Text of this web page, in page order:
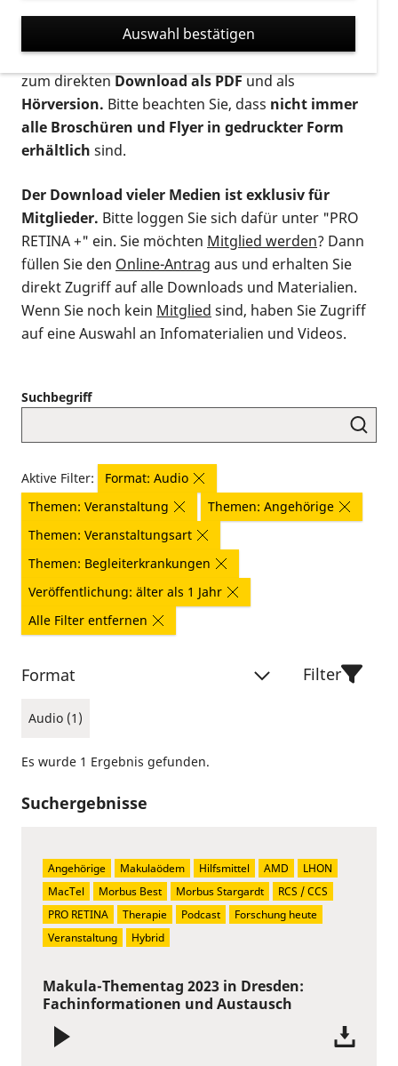
suchen. Die meisten Flyer und Broschüren werden in
verschiedenen Formaten angeboten: zur
postalischen Bestellung als gedruckte Variante
zum direktenDownload als PDFund als
Hörversion. Bitte beachten Sie, dass nicht immer
alle Broschüren und Flyer in gedruckter Form
erhältlich sind.
Der Download vieler Medien ist exklusiv für
Mitglieder. Bitte loggen Sie sich dafür unter "PRO
RETINA +" ein. Sie möchten Mitglied werden? Dann
füllen Sie den Online-Antrag aus und erhalten Sie
direkt Zugriff auf alle Downloads und Materialien.
Wenn Sie noch kein Mitglied sind, haben Sie Zugriff
auf eine Auswahl an Infomaterialien und Videos.
Suchbegriff
Aktive Filter:
Format: Audio
Themen: Veranstaltung
Themen: Angehörige
Themen: Veranstaltungsart
Themen: Begleiterkrankungen
Veröffentlichung: älter als 1 Jahr
Alle Filter entfernen
Format
Audio (1)
Filter
Es wurde 1 Ergebnis gefunden.
Suchergebnisse
Makula-Thementag 2023 in Dresden:
Fachinformationen und Austausch
Angehörige Makulaödem Hilfsmittel AMD
LHON
MacTel
Morbus Best Morbus Stargardt
RCS / CCS
PRO RETINA
Therapie Podcast
Forschung heute
Veranstaltung
Hybrid
Auswahl bestätigen